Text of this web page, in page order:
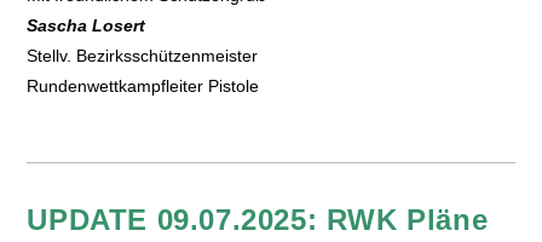
Sascha Losert
Stellv. Bezirksschützenmeister
Rundenwettkampfleiter Pistole
UPDATE 09.07.2025: RWK Pläne